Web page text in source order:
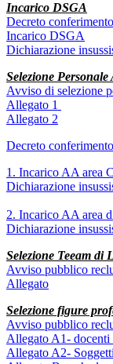
Incarico DSGA
Decreto
Incarico DSGA
Dichiarazione
Selezione Personale
Avviso di selezione
Allegato 1
Allegato 2
Decreto
1. Incarico AA area
Dichiarazione
2. Incarico AA area
Dichiarazione
Selezione Teeam di
Avviso pubblico
Allegato
Selezione figure
Avviso pubblico
Allegato A1- docenti
Allegato A2-